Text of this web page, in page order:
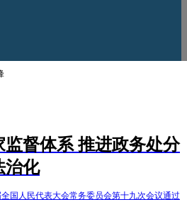
监督体系 推进政务处分
治化
国人民代表大会常务委员会第十九次会议通过